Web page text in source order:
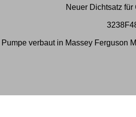
Neuer Dichtsatz
Pumpe verbaut in Massey Ferguson